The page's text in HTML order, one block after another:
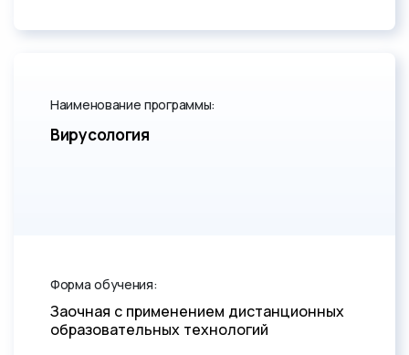
Наименование программы:
Вирусология
Форма обучения:
Заочная с применением дистанционных
образовательных технологий